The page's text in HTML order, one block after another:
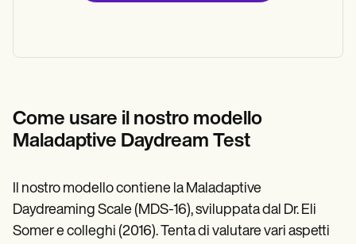
Come usare il nostro modello
Maladaptive Daydream Test
Il nostro modello contiene la Maladaptive
Daydreaming Scale (MDS-16), sviluppata dal Dr. Eli
Somer e colleghi (2016). Tenta di valutare vari aspetti